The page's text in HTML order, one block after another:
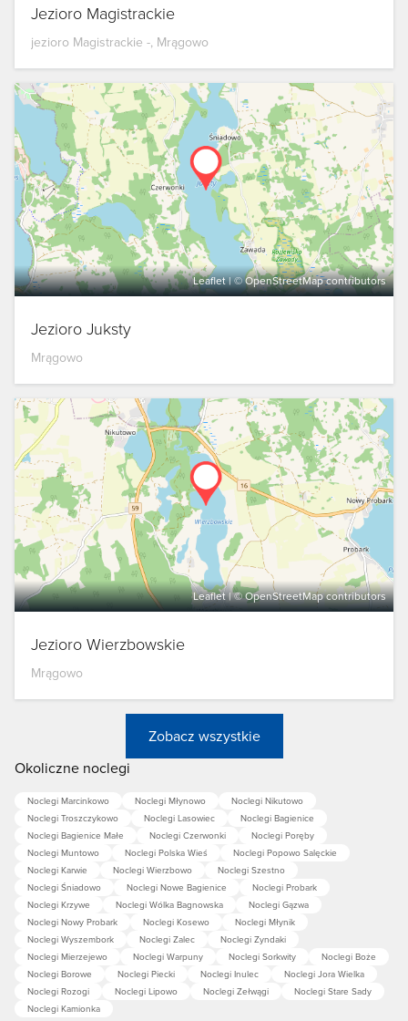
Jezioro Magistrackie
jezioro Magistrackie -, Mrągowo
Leaflet| ©OpenStreetMapcontributors
Jezioro Juksty
Mrągowo
Leaflet| ©OpenStreetMapcontributors
Jezioro Wierzbowskie
Mrągowo
Zobacz wszystkie
Okoliczne noclegi
Noclegi Marcinkowo Noclegi Młynowo
Noclegi Nikutowo
Noclegi Troszczykowo
Noclegi Lasowiec
Noclegi Bagienice
Noclegi Bagienice Małe
Noclegi Czerwonki
Noclegi Poręby
Noclegi Muntowo
Noclegi Polska Wieś
Noclegi Popowo Salęckie
Noclegi Karwie
Noclegi Wierzbowo
Noclegi Szestno
Noclegi Śniadowo
Noclegi Nowe Bagienice
Noclegi Probark
Noclegi Krzywe
Noclegi Wólka Bagnowska
Noclegi Gązwa
Noclegi Nowy Probark
Noclegi Kosewo
Noclegi Młynik
Noclegi Wyszembork
Noclegi Zalec
Noclegi Zyndaki
Noclegi Mierzejewo
Noclegi Warpuny Noclegi Sorkwity
Noclegi Boże
Noclegi Borowe
Noclegi Piecki Noclegi Inulec
Noclegi Jora Wielka
Noclegi Rozogi
Noclegi Lipowo Noclegi Zełwągi
Noclegi Stare Sady
Noclegi Kamionka